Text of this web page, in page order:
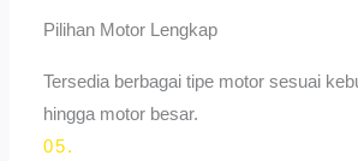
Pilihan Motor Lengkap
Tersedia berbagai tipe motor sesuai
hingga motor besar.
05.